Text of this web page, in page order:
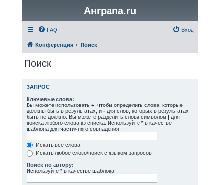
Анграпа.ru
FAQ Вход
Конференция Поиск
Поиск
ЗАПРОС
Ключевые слова:
Вы можете использовать +, чтобы определить слова, которые
должны быть в результатах, и -для слов, которых в результатах
быть не должно. Вы можете разделить слова символом |для
поиска любого слова из списка. Используйте *в качестве
шаблона для частичного совпадения.
Искать все слова
Искать любое слово/поиск с языком запросов
Поиск по автору:
Используйте * в качестве шаблона.